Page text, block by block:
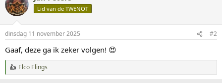
d
e
i
n
e
n
Lid van de TWENOT
dinsdag 11 november 2025 #2
Gaaf, deze ga ik zeker volgen! 😍
W
a
Elco Elings